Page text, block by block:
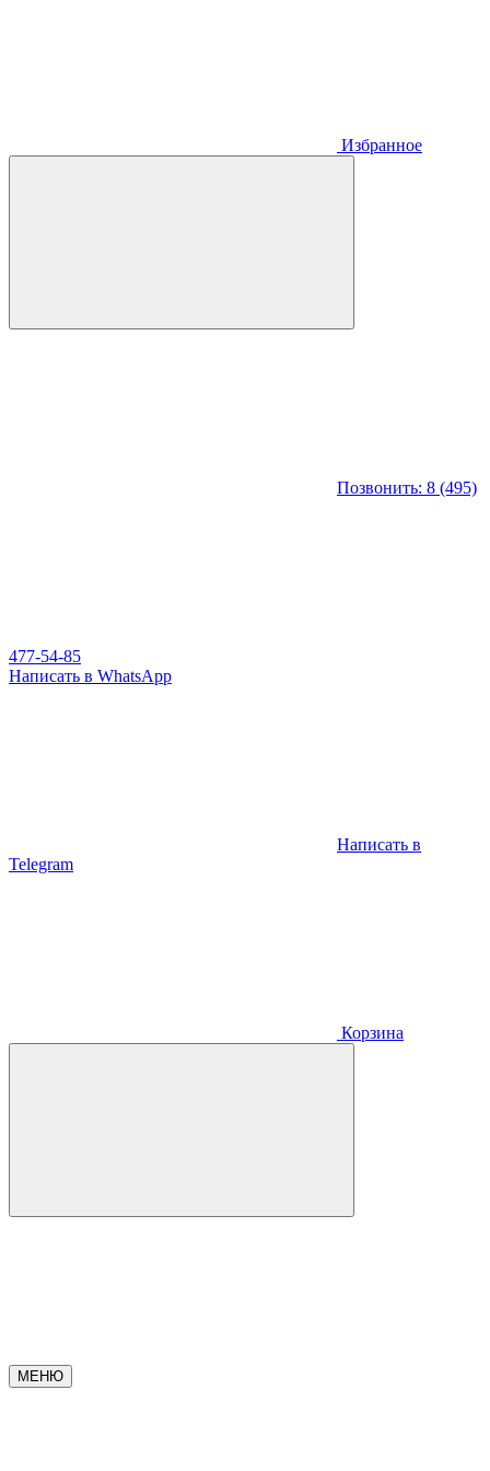
Избранное
Позвонить: 8 (495)
477-54-85
Написать в WhatsApp
Написать в
Telegram
Корзина
МЕНЮ